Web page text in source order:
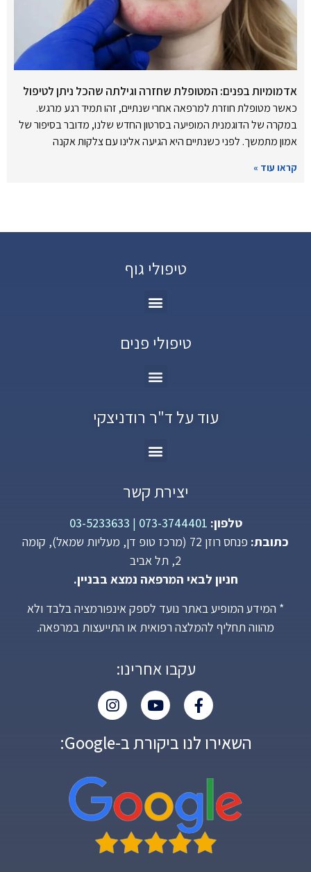
אדמומיות בפנים: המטופלת שחזרה וגילתה שהכל ניתן לטיפול
כאשר מטופלת חוזרת למרפאה אחרי שנתיים, זהו תמיד רגע מרגש.
במקרה של הדוגמנית המופיעה בסרטון החדש שלנו, מדובר בסיפור של
אמון מתמשך. לפני כשנתיים היא הגיעה אלינו עם צלקות אקנה
קראו עוד »
טיפולי גוף
טיפולי פנים
עוד על ד"ר רודניצקי
יצירת קשר
טלפון: 073-3744401
|
03-5233633
כתובת:
פנחס רוזן 72 (מרכז טופ דן, מעליות שמאל), קומה
2, תל אביב
חניון לבאי המרפאה נמצא בבניין.
* המידע המופיע באתר נועד לספק אינפורמציה בלבד ולא
מהווה תחליף להמלצה רפואית או התייעצות במרפאה.
עקבו אחרינו:
השאירו לנו ביקורת ב-Google: